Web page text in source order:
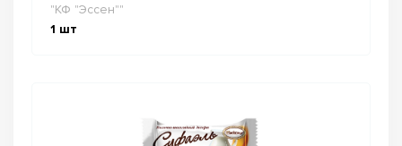
"КФ "Эссен""
1 шт